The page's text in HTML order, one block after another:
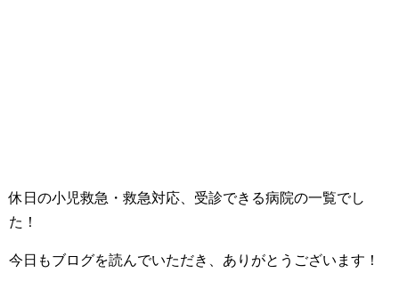
休日の小児救急・救急対応、受診できる病院の一覧でし
た！
今日もブログを読んでいただき、ありがとうございます！